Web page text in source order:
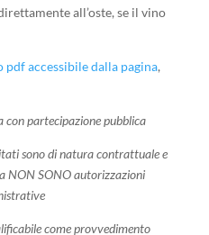
all’oste, se il vino
pdf accessibile dalla pagina,
con partecipazione pubblica
sono di natura contrattuale e
NON SONO autorizzazioni
come provvedimento